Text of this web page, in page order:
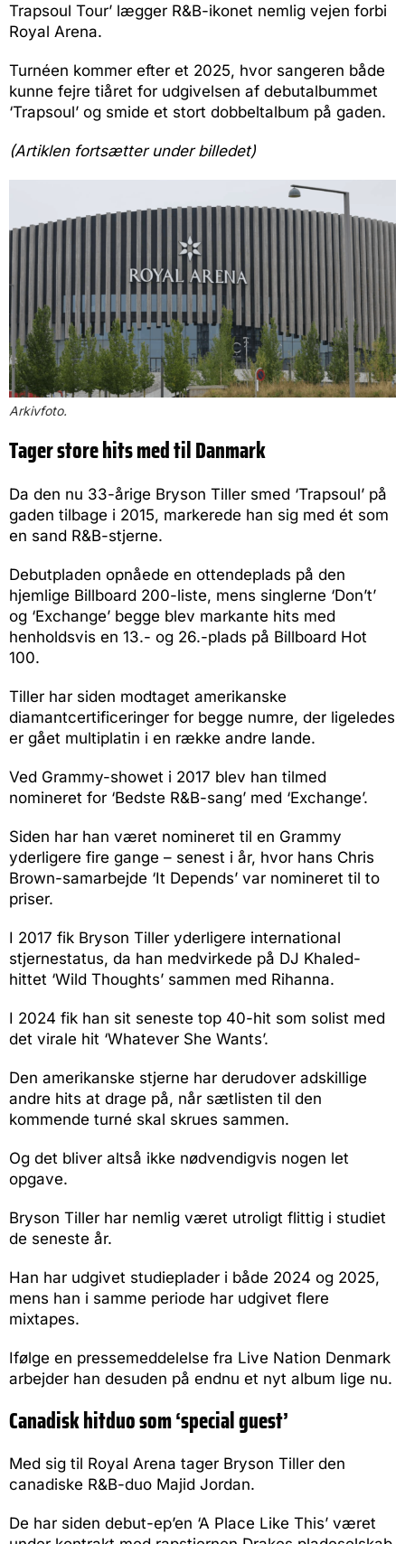
Trapsoul Tour’ lægger R&B-ikonet nemlig vejen forbi
Royal Arena.
Turnéen kommer efter et 2025, hvor sangeren både
kunne fejre tiåret for udgivelsen af debutalbummet
‘Trapsoul’ og smide et stort dobbeltalbum på gaden.
(Artiklen fortsætter under billedet)
Arkivfoto.
Tager store hits med til Danmark
Da den nu 33-årige Bryson Tiller smed ‘Trapsoul’ på
gaden tilbage i 2015, markerede han sig med ét som
en sand R&B-stjerne.
Debutpladen opnåede en ottendeplads på den
hjemlige Billboard 200-liste, mens singlerne ‘Don’t’
og ‘Exchange’ begge blev markante hits med
henholdsvis en 13.- og 26.-plads på Billboard Hot
100.
Tiller har siden modtaget amerikanske
diamantcertificeringer for begge numre, der ligeledes
er gået multiplatin i en række andre lande.
Ved Grammy-showet i 2017 blev han tilmed
nomineret for ‘Bedste R&B-sang’ med ‘Exchange’.
Siden har han været nomineret til en Grammy
yderligere fire gange – senest i år, hvor hans Chris
Brown-samarbejde ‘It Depends’ var nomineret til to
priser.
I 2017 fik Bryson Tiller yderligere international
stjernestatus, da han medvirkede på DJ Khaled-
hittet ‘Wild Thoughts’ sammen med Rihanna.
I 2024 fik han sit seneste top 40-hit som solist med
det virale hit ‘Whatever She Wants’.
Den amerikanske stjerne har derudover adskillige
andre hits at drage på, når sætlisten til den
kommende turné skal skrues sammen.
Og det bliver altså ikke nødvendigvis nogen let
opgave.
Bryson Tiller har nemlig været utroligt flittig i studiet
de seneste år.
Han har udgivet studieplader i både 2024 og 2025,
mens han i samme periode har udgivet flere
mixtapes.
Ifølge en pressemeddelelse fra Live Nation Denmark
arbejder han desuden på endnu et nyt album lige nu.
Canadisk hitduo som ‘special guest’
Med sig til Royal Arena tager Bryson Tiller den
canadiske R&B-duo Majid Jordan.
De har siden debut-ep’en ‘A Place Like This’ været